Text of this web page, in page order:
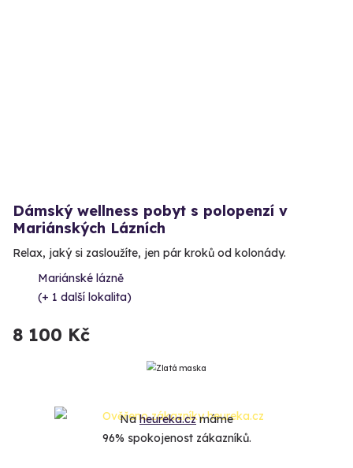
Dámský wellness pobyt s polopenzí v
Mariánských Lázních
Relax, jaký si zasloužíte, jen pár kroků od kolonády.
Mariánské lázně
(+ 1 další lokalita)
8 100 Kč
Naheureka.czmáme
96% spokojenost zákazníků.